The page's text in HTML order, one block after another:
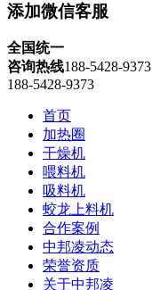
添加微信客服
全国统一
咨询热线188-5428-9373
188-5428-9373
首页
加热圈
干燥机
喂料机
吸料机
蛟龙上料机
合作案例
中邦凌动态
荣誉资质
关于中邦凌